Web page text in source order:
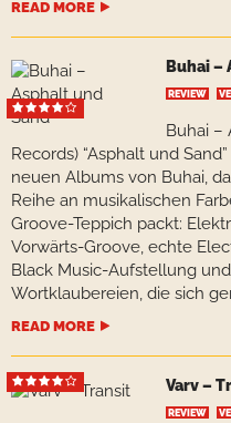
READ MORE
Buhai –
REVIEW
Buhai –
Records) “Asphalt und
neuen Albums von Buhai,
Reihe an musikalischen
Groove-Teppich packt:
Vorwärts-Groove, echte
Black Music-Aufstellung
Wortklaubereien, die sich
READ MORE
Varv –
REVIEW